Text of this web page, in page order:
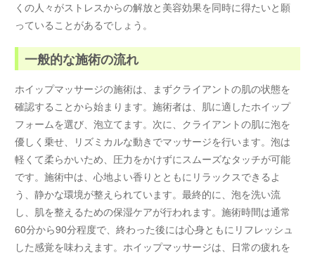
くの人々がストレスからの解放と美容効果を同時に得たいと願
っていることがあるでしょう。
一般的な施術の流れ
ホイップマッサージの施術は、まずクライアントの肌の状態を
確認することから始まります。施術者は、肌に適したホイップ
フォームを選び、泡立てます。次に、クライアントの肌に泡を
優しく乗せ、リズミカルな動きでマッサージを行います。泡は
軽くて柔らかいため、圧力をかけずにスムーズなタッチが可能
です。施術中は、心地よい香りとともにリラックスできるよ
う、静かな環境が整えられています。最終的に、泡を洗い流
し、肌を整えるための保湿ケアが行われます。施術時間は通常
60分から90分程度で、終わった後には心身ともにリフレッシュ
した感覚を味わえます。ホイップマッサージは、日常の疲れを